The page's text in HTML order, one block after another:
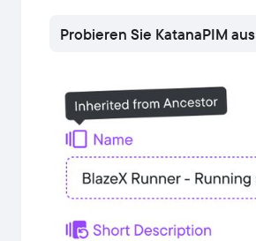
Probieren Sie KatanaPIM aus